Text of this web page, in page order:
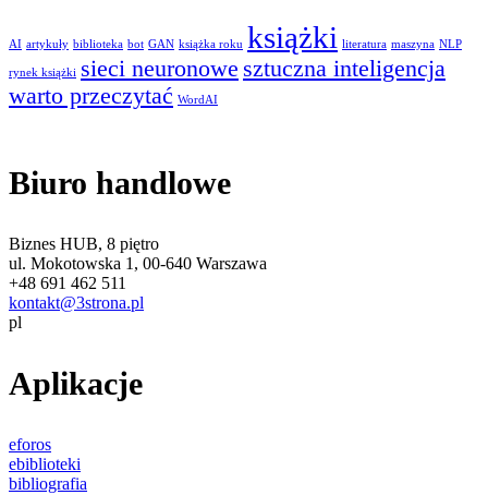
AI artykuły biblioteka bot GAN książka roku książki literatura maszyna NLP
rynek książki sieci neuronowe sztuczna inteligencja
warto przeczytać WordAI
Biuro handlowe
Biznes HUB, 8 piętro
ul. Mokotowska 1, 00-640 Warszawa
+48 691 462 511
kontakt@3strona.pl
pl
Aplikacje
eforos
ebiblioteki
bibliografia